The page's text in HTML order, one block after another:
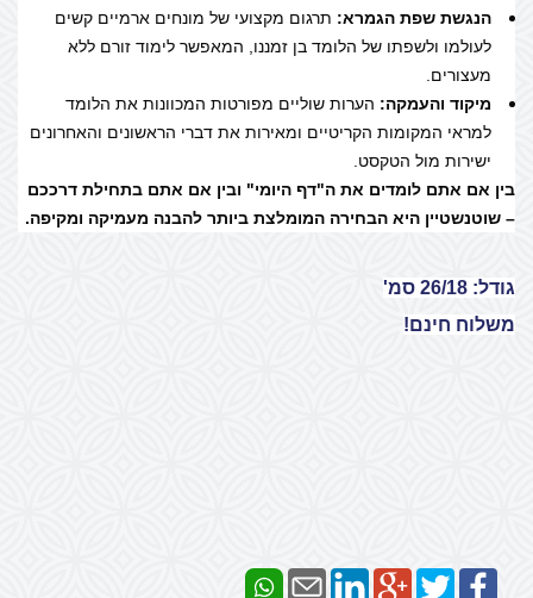
הנגשת שפת הגמרא: תרגום מקצועי של מונחים ארמיים קשים
לעולמו ולשפתו של הלומד בן זמננו, המאפשר לימוד זורם ללא
מעצורים.
מיקוד והעמקה: הערות שוליים מפורטות המכוונות את הלומד
למראי המקומות הקריטיים ומאירות את דברי הראשונים והאחרונים
ישירות מול הטקסט.
בין אם אתם לומדים את ה"דף היומי" ובין אם אתם בתחילת דרככם
– שוטנשטיין היא הבחירה המומלצת ביותר להבנה מעמיקה ומקיפה.
גודל: 26/18 סמ'
משלוח חינם!